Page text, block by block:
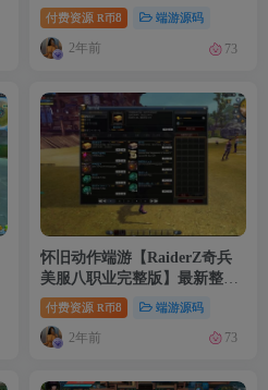
WIN系半手工服务端+PC客户
端+登录器+GM工具+详细搭建
教程+视频教程
付费资源 R币8 端游源码
2年前 73
怀旧动作端游【RaiderZ奇兵
美服八职业完整版】最新整理
WIN系半手工服务端+PC客户
端+详细搭建教程+元宝修改教
程+视频教程
付费资源 R币8 端游源码
2年前 73